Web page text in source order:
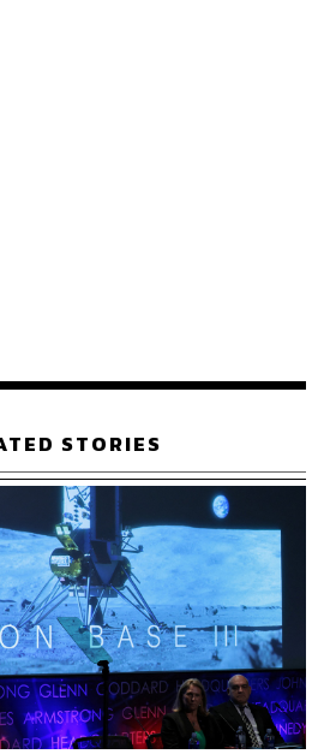
ช้แรงโน้มถ่วง​ของดาวศุกร์​ในเดือน
อนกันยายน​ 2026 และครั้งสุดท้าย
อถึงเวลานั้น ยาน JUICE​ จะมี
ะเดินทางไปดาวพฤหัสบดีในเวลา
งพึ่งเชื้อเพลิงในการเดินทางเลย
ใจวิธีเดินทางของยาน JUICE​:
STORIES